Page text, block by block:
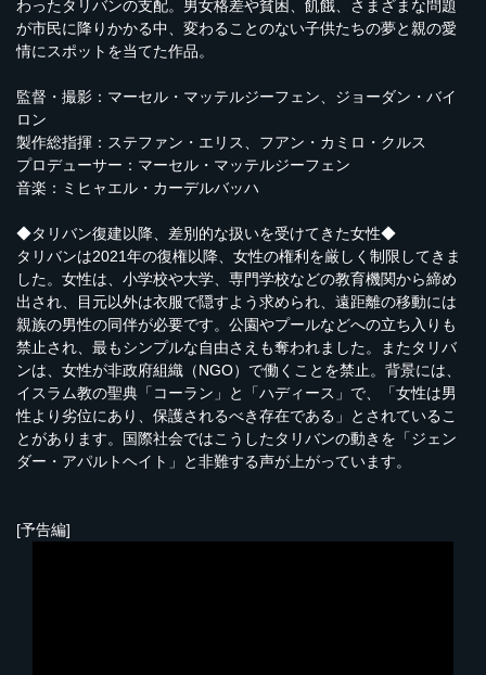
わったタリバンの支配。男女格差や貧困、飢餓、さまざまな問題
が市民に降りかかる中、変わることのない子供たちの夢と親の愛
情にスポットを当てた作品。
監督・撮影：マーセル・マッテルジーフェン、ジョーダン・バイ
ロン
製作総指揮：ステファン・エリス、フアン・カミロ・クルス
プロデューサー：マーセル・マッテルジーフェン
音楽：ミヒャエル・カーデルバッハ
◆タリバン復建以降、差別的な扱いを受けてきた女性◆
タリバンは2021年の復権以降、女性の権利を厳しく制限してきま
した。女性は、小学校や大学、専門学校などの教育機関から締め
出され、目元以外は衣服で隠すよう求められ、遠距離の移動には
親族の男性の同伴が必要です。公園やプールなどへの立ち入りも
禁止され、最もシンプルな自由さえも奪われました。またタリバ
ンは、女性が非政府組織（NGO）で働くことを禁止。背景には、
イスラム教の聖典「コーラン」と「ハディース」で、「女性は男
性より劣位にあり、保護されるべき存在である」とされているこ
とがあります。国際社会ではこうしたタリバンの動きを「ジェン
ダー・アパルトヘイト」と非難する声が上がっています。
[予告編]